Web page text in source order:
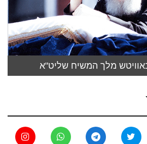
מלך המשיח שליט"א